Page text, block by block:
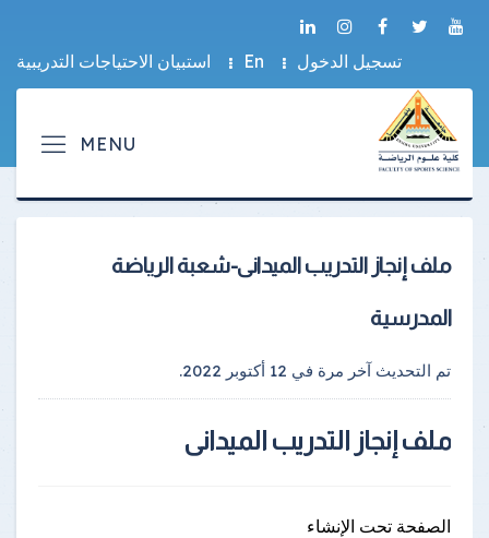
تسجيل الدخول En استبيان الاحتياجات التدريبية
ملف إنجاز التدريب الميدانى-شعبة الرياضة
المدرسية
تم التحديث آخر مرة في 12 أكتوبر 2022 .
ملف إنجاز التدريب الميدانى
الصفحة تحت الإنشاء